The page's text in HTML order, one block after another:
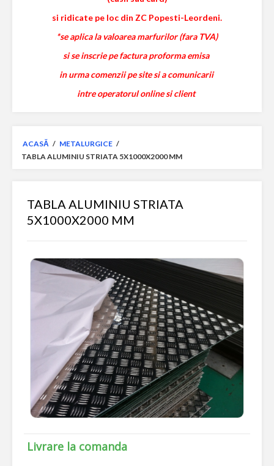
si ridicate pe loc din ZC Popesti-Leordeni.
*se aplica la valoarea marfurilor (fara TVA)
si se inscrie pe factura proforma emisa
in urma comenzii pe site si a comunicarii
intre operatorul online si client
ACASĂ / METALURGICE /
TABLA ALUMINIU STRIATA 5X1000X2000 MM
TABLA ALUMINIU STRIATA
5X1000X2000 MM
Livrare la comanda